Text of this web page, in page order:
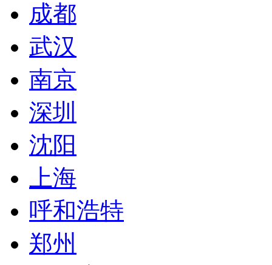
成都
武汉
南京
深圳
沈阳
上海
呼和浩特
郑州